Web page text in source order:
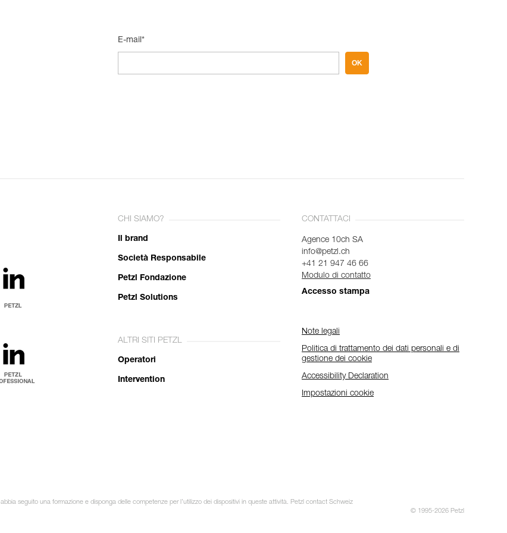
E-mail*
OK
CHI SIAMO?
Il brand
Società Responsabile
Petzl Fondazione
Petzl Solutions
ALTRI SITI PETZL
Operatori
Intervention
CONTATTACI
Agence 10ch SA
info@petzl.ch
+41 21 947 46 66
Modulo di contatto
Accesso stampa
Note legali
Politica di trattamento dei dati personali e di
gestione dei cookie
Accessibility Declaration
Impostazioni cookie
seguito una formazione e disponga delle competenze per l’utilizzo dei dispositivi in queste attività. Petzl contact Schweiz
© 1995-2026 Petzl